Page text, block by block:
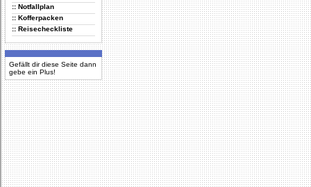
:: Notfallplan
:: Kofferpacken
:: Reisecheckliste
Gefällt dir diese Seite dann
gebe ein Plus!